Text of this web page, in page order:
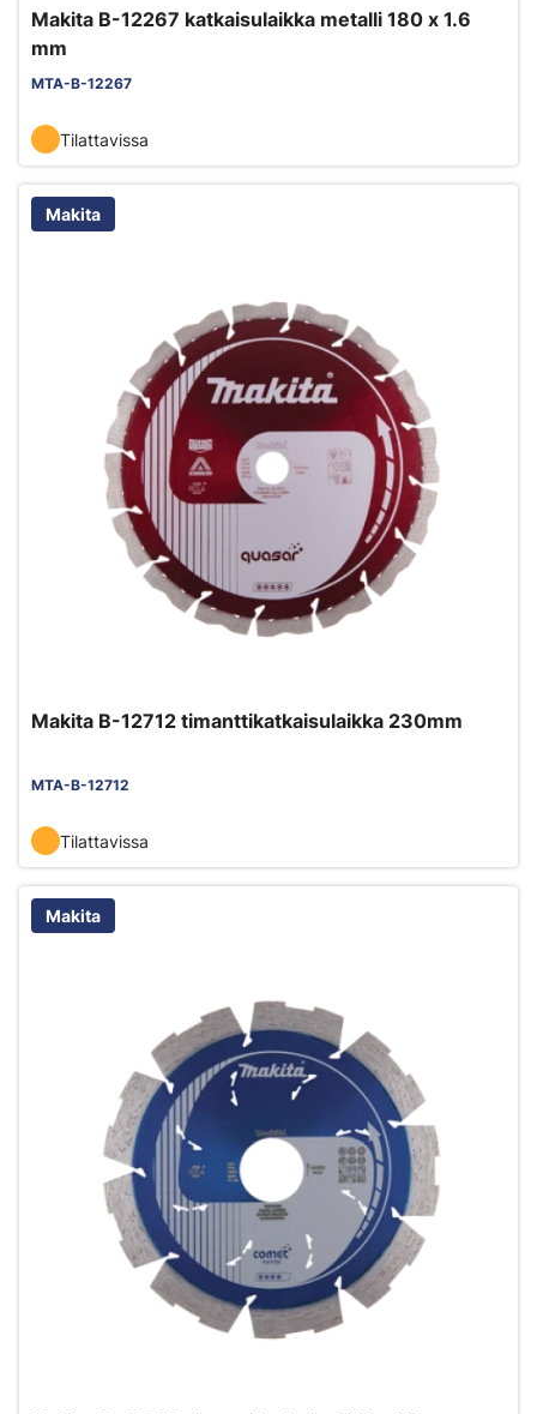
Makita B-12267 katkaisulaikka metalli 180 x 1.6
mm
MTA-B-12267
Tilattavissa
Makita
Makita B-12712 timanttikatkaisulaikka 230mm
MTA-B-12712
Tilattavissa
Makita